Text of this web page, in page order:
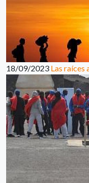
18/09/2023 Las raíces